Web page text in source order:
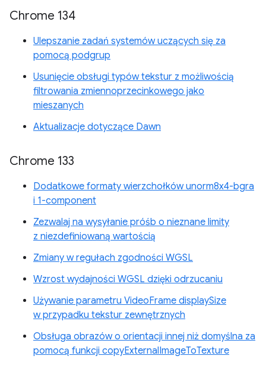
Chrome 134
Ulepszanie zadań systemów uczących się za
pomocą podgrup
Usunięcie obsługi typów tekstur z możliwością
filtrowania zmiennoprzecinkowego jako
mieszanych
Aktualizacje dotyczące Dawn
Chrome 133
Dodatkowe formaty wierzchołków unorm8x4-bgra
i 1-component
Zezwalaj na wysyłanie próśb o nieznane limity
z niezdefiniowaną wartością
Zmiany w regułach zgodności WGSL
Wzrost wydajności WGSL dzięki odrzucaniu
Używanie parametru VideoFrame displaySize
w przypadku tekstur zewnętrznych
Obsługa obrazów o orientacji innej niż domyślna za
pomocą funkcji copyExternalImageToTexture